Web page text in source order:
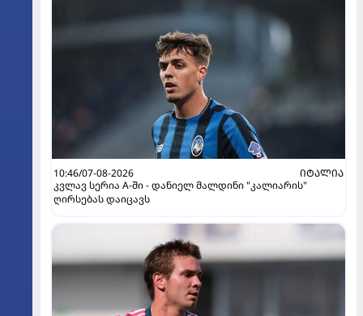
10:46/07-08-2026
ᲘᲢᲐᲚᲘᲐ
კვლავ სერია A-ში - დანიელ მალდინი "კალიარის"
ღირსებას დაიცავს